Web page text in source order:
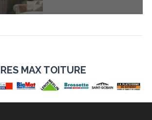
MAX TOITURE